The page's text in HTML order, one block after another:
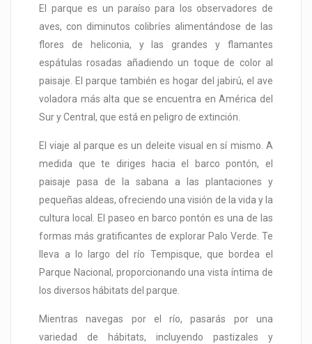
El parque es un paraíso para los observadores de
aves, con diminutos colibríes alimentándose de las
flores de heliconia, y las grandes y flamantes
espátulas rosadas añadiendo un toque de color al
paisaje. El parque también es hogar del jabirú, el ave
voladora más alta que se encuentra en América del
Sur y Central, que está en peligro de extinción.
El viaje al parque es un deleite visual en sí mismo. A
medida que te diriges hacia el barco pontón, el
paisaje pasa de la sabana a las plantaciones y
pequeñas aldeas, ofreciendo una visión de la vida y la
cultura local. El paseo en barco pontón es una de las
formas más gratificantes de explorar Palo Verde. Te
lleva a lo largo del río Tempisque, que bordea el
Parque Nacional, proporcionando una vista íntima de
los diversos hábitats del parque.
Mientras navegas por el río, pasarás por una
variedad de hábitats, incluyendo pastizales y